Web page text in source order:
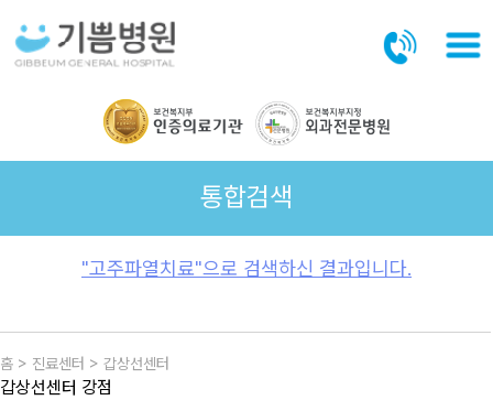
통합검색
"고주파열치료"으로 검색하신 결과입니다.
홈 > 진료센터 > 갑상선센터
갑상선센터 강점